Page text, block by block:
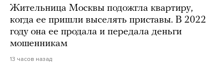
Жительница Москвы подожгла квартиру,
когда ее пришли выселять приставы. В 2022
году она ее продала и передала деньги
мошенникам
13 часов назад